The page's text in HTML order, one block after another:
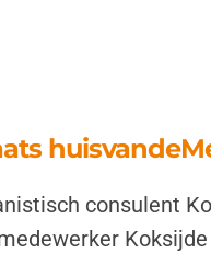
consulent